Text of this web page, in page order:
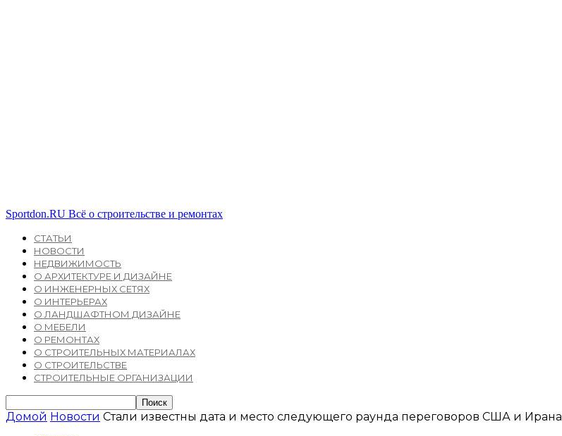
Sportdon.RU Всё о строительстве и ремонтах
СТАТЬИ
НОВОСТИ
НЕДВИЖИМОСТЬ
О АРХИТЕКТУРЕ И ДИЗАЙНЕ
О ИНЖЕНЕРНЫХ СЕТЯХ
О ИНТЕРЬЕРАХ
О ЛАНДШАФТНОМ ДИЗАЙНЕ
О МЕБЕЛИ
О РЕМОНТАХ
О СТРОИТЕЛЬНЫХ МАТЕРИАЛАХ
О СТРОИТЕЛЬСТВЕ
СТРОИТЕЛЬНЫЕ ОРГАНИЗАЦИИ
Домой Новости Стали известны дата и место следующего раунда переговоров США и Ирана